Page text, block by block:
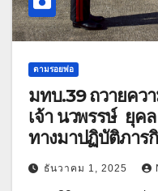
ตามรอยพ่อ
มทบ.39 ถวายคว
เจ้า นวพรรษ์ ยุค
ทางมาปฏิบัติภาร
ธันวาคม 1, 2025